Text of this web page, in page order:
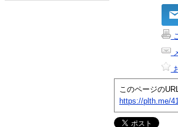
このページのURL
https://plth.me/